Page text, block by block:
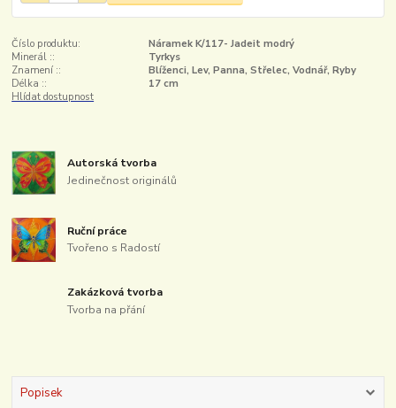
Číslo produktu:
Náramek K/117- Jadeit modrý
Minerál ::
Tyrkys
Znamení ::
Blíženci, Lev, Panna, Střelec, Vodnář, Ryby
Délka ::
17 cm
Hlídat dostupnost
Autorská tvorba
Jedinečnost originálů
Ruční práce
Tvořeno s Radostí
Zakázková tvorba
Tvorba na přání
Popisek